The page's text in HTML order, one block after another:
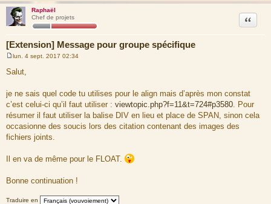
Raphaël
Chef de projets
[Extension] Message pour groupe spécifique
Citation
e
s
a
g
e
lun. 4 sept. 2017 02:34
Salut,
je ne sais quel code tu utilises pour le align mais d’après mon constat
c’est celui-ci qu’il faut utiliser : viewtopic.php?f=11&t=724#p3580. Pour
résumer il faut utiliser la balise DIV en lieu et place de SPAN, sinon cela
occasionne des soucis lors des citation contenant des images des
fichiers joints.
Il en va de même pour le FLOAT.
Bonne continuation !
Traduire en